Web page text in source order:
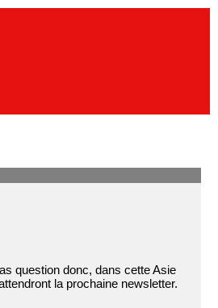
question donc, dans cette Asie
la prochaine newsletter.